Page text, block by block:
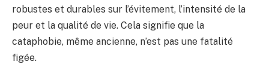
robustes et durables sur l’évitement, l’intensité de la
peur et la qualité de vie. Cela signifie que la
cataphobie, même ancienne, n’est pas une fatalité
figée.